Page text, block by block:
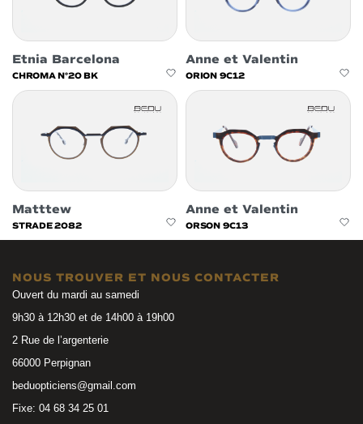
Etnia Barcelona
CHROMA N°20 BK
Anne et Valentin
ORION 9C12
Matttew
STRADE 2082
Anne et Valentin
ORSON 9C13
NOUS TROUVER ET NOUS CONTACTER
Ouvert du mardi au samedi
9h30 à 12h30 et de 14h00 à 19h00
2 Rue de l’argenterie
66000 Perpignan
beduopticiens@gmail.com
Fixe: 04 68 34 25 01